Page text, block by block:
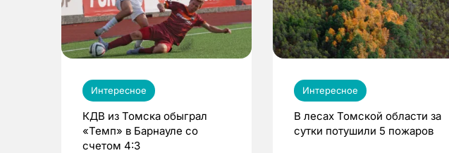
Интересное
КДВ из Томска обыграл
«Темп» в Барнауле со
счетом 4:3
Интересное
В лесах Томской области за
сутки потушили 5 пожаров